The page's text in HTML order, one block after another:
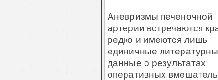
Аневризмы печеночной
артерии встречаются
редко и имеются лишь
единичные
данные о результатах
оперативных